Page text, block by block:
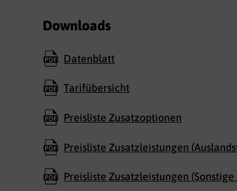
Downloads
Datenblatt
Tarifübersicht
Preisliste Zusatzoptionen
Preisliste Zusatzleistungen
Preisliste Zusatzleistungen